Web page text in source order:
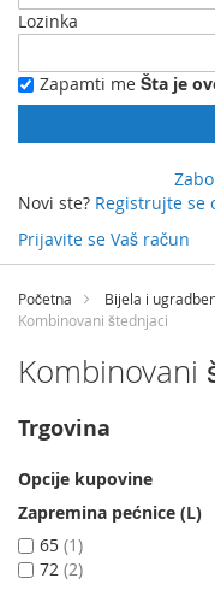
Lozinka
Zapamti me Šta je
Novi ste? Registrujte se
Prijavite se Vaš račun
Preskočite
sadržaj
Početna Bijela i
Kombinovani štednjaci
Kombinovani
Trgovina
Opcije kupovine
Zapremina pećnice (L)
65 1
72 2